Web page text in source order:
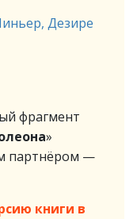
Дезире
фрагмент
»
партнёром —
книги в